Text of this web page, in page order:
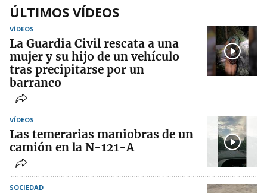
ÚLTIMOS VÍDEOS
VÍDEOS
La Guardia Civil rescata a una
mujer y su hijo de un vehículo
tras precipitarse por un
barranco
VÍDEOS
Las temerarias maniobras de un
camión en la N-121-A
SOCIEDAD